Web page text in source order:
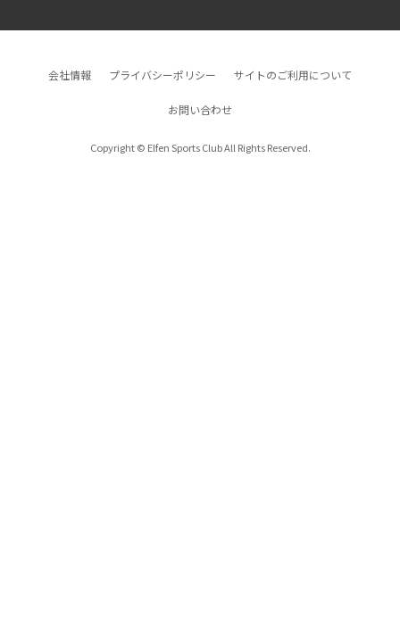
会社情報 プライバシーポリシー サイトのご利用について
お問い合わせ
Copyright © Elfen Sports Club All Rights Reserved.